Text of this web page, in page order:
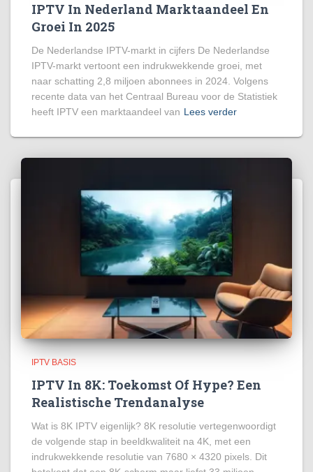
IPTV In Nederland Marktaandeel En
Groei In 2025
De Nederlandse IPTV-markt in cijfers De Nederlandse
IPTV-markt vertoont een indrukwekkende groei, met
naar schatting 2,8 miljoen abonnees in 2024. Volgens
recente data van het Centraal Bureau voor de Statistiek
heeft IPTV een marktaandeel van Lees verder
IPTV BASIS
IPTV In 8K: Toekomst Of Hype? Een
Realistische Trendanalyse
Wat is 8K IPTV eigenlijk? 8K resolutie vertegenwoordigt
de volgende stap in beeldkwaliteit na 4K, met een
indrukwekkende resolutie van 7680 × 4320 pixels. Dit